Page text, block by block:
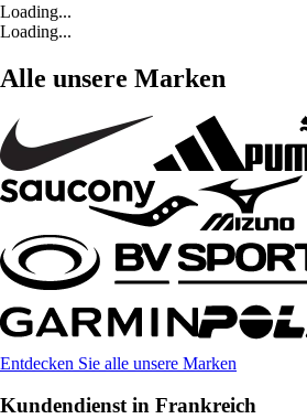
Loading...
Loading...
Alle unsere Marken
Entdecken Sie alle unsere Marken
Kundendienst in Frankreich